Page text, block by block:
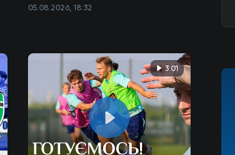
05.08.2026, 18:32
3:01